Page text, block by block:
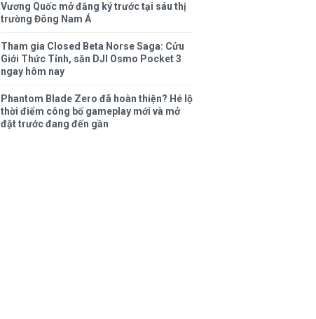
Vương Quốc mở đăng ký trước tại sáu thị
trường Đông Nam Á
Tham gia Closed Beta Norse Saga: Cửu
Giới Thức Tỉnh, săn DJI Osmo Pocket 3
ngay hôm nay
Phantom Blade Zero đã hoàn thiện? Hé lộ
thời điểm công bố gameplay mới và mở
đặt trước đang đến gần